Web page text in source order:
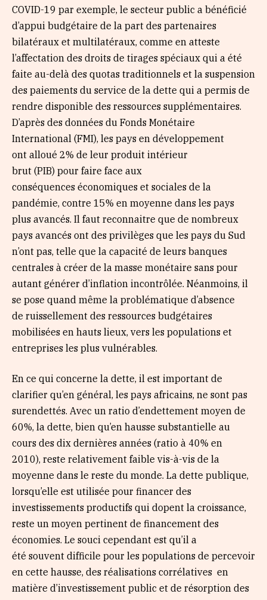
COVID-19 par exemple, le secteur public a bénéficié
d’appui budgétaire de la part des partenaires
bilatéraux et multilatéraux, comme en atteste
l’affectation des droits de tirages spéciaux qui a été
faite au-delà des quotas traditionnels et la suspension
des paiements du service de la dette qui a permis de
rendre disponible des ressources supplémentaires.
D’après des données du Fonds Monétaire
International (FMI), les pays en développement
ont alloué 2% de leur produit intérieur
brut (PIB) pour faire face aux
conséquences économiques et sociales de la
pandémie, contre 15% en moyenne dans les pays
plus avancés. Il faut reconnaitre que de nombreux
pays avancés ont des privilèges que les pays du Sud
n’ont pas, telle que la capacité de leurs banques
centrales à créer de la masse monétaire sans pour
autant générer d’inflation incontrôlée. Néanmoins, il
se pose quand même la problématique d’absence
de ruissellement des ressources budgétaires
mobilisées en hauts lieux, vers les populations et
entreprises les plus vulnérables.
En ce qui concerne la dette, il est important de
clarifier qu’en général, les pays africains, ne sont pas
surendettés. Avec un ratio d’endettement moyen de
60%, la dette, bien qu’en hausse substantielle au
cours des dix dernières années (ratio à 40% en
2010), reste relativement faible vis-à-vis de la
moyenne dans le reste du monde. La dette publique,
lorsqu’elle est utilisée pour financer des
investissements productifs qui dopent la croissance,
reste un moyen pertinent de financement des
économies. Le souci cependant est qu’il a
été souvent difficile pour les populations de percevoir
en cette hausse, des réalisations corrélatives en
matière d’investissement public et de résorption des